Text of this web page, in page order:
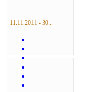
11.11.2011 - 30...